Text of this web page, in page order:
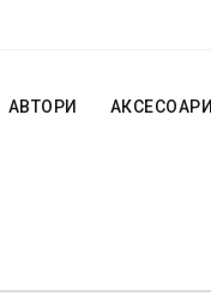
АВТОРИ АКСЕСОАРИ